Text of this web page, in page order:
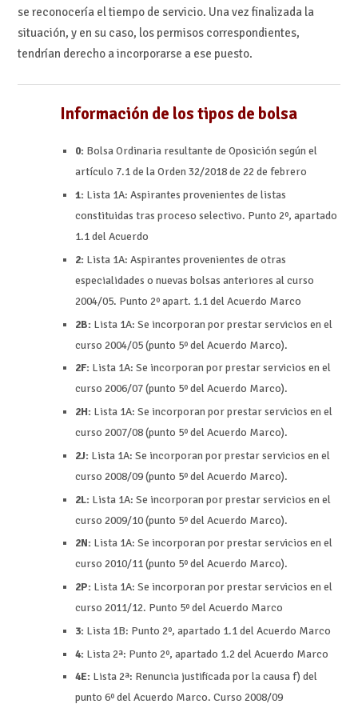
se reconocería el tiempo de servicio. Una vez finalizada la
situación, y en su caso, los permisos correspondientes,
tendrían derecho a incorporarse a ese puesto.
Información de los tipos de bolsa
0: Bolsa Ordinaria resultante de Oposición según el
artículo 7.1 de la Orden 32/2018 de 22 de febrero
1: Lista 1A: Aspirantes provenientes de listas
constituidas tras proceso selectivo. Punto 2º, apartado
1.1 del Acuerdo
2: Lista 1A: Aspirantes provenientes de otras
especialidades o nuevas bolsas anteriores al curso
2004/05. Punto 2º apart. 1.1 del Acuerdo Marco
2B: Lista 1A: Se incorporan por prestar servicios en el
curso 2004/05 (punto 5º del Acuerdo Marco).
2F: Lista 1A: Se incorporan por prestar servicios en el
curso 2006/07 (punto 5º del Acuerdo Marco).
2H: Lista 1A: Se incorporan por prestar servicios en el
curso 2007/08 (punto 5º del Acuerdo Marco).
2J: Lista 1A: Se incorporan por prestar servicios en el
curso 2008/09 (punto 5º del Acuerdo Marco).
2L: Lista 1A: Se incorporan por prestar servicios en el
curso 2009/10 (punto 5º del Acuerdo Marco).
2N: Lista 1A: Se incorporan por prestar servicios en el
curso 2010/11 (punto 5º del Acuerdo Marco).
2P: Lista 1A: Se incorporan por prestar servicios en el
curso 2011/12. Punto 5º del Acuerdo Marco
3: Lista 1B: Punto 2º, apartado 1.1 del Acuerdo Marco
4: Lista 2ª: Punto 2º, apartado 1.2 del Acuerdo Marco
4E: Lista 2ª: Renuncia justificada por la causa f) del
punto 6º del Acuerdo Marco. Curso 2008/09